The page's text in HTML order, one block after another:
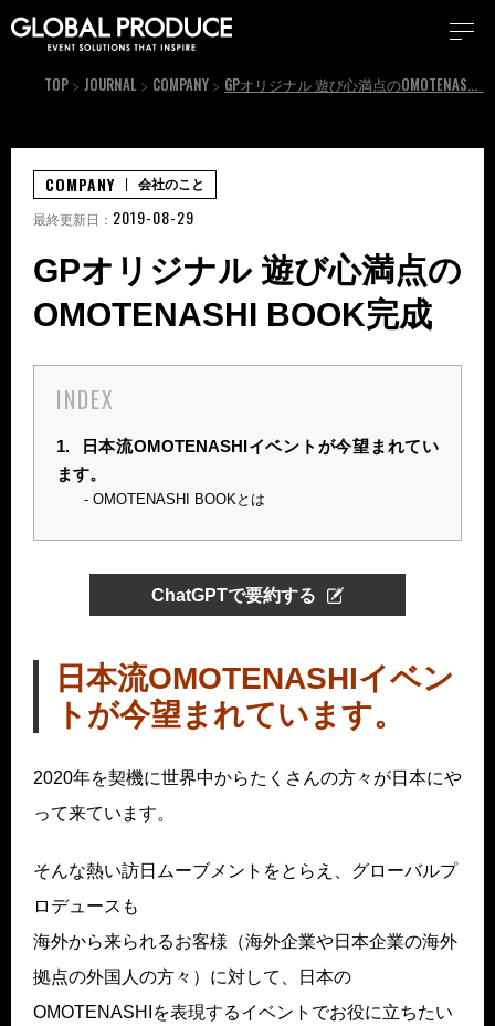
TOP JOURNAL COMPANY GPオリジナル 遊び心満点のOMOTENASHI BOOK完成
GPオリジナル 遊び心満点の
OMOTENASHI BOOK完成
INDEX
1.
日本流OMOTENASHIイベントが今望まれてい
ます。
OMOTENASHI BOOKとは
ChatGPTで要約する
日本流OMOTENASHIイベン
トが今望まれています。
2020年を契機に世界中からたくさんの方々が日本にや
って来ています。
そんな熱い訪日ムーブメントをとらえ、グローバルプ
ロデュースも
海外から来られるお客様（海外企業や日本企業の海外
拠点の外国人の方々）に対して、日本の
OMOTENASHIを表現するイベントでお役に立ちたい
COMPANY 会社のこと
最終更新日： 2019-08-29